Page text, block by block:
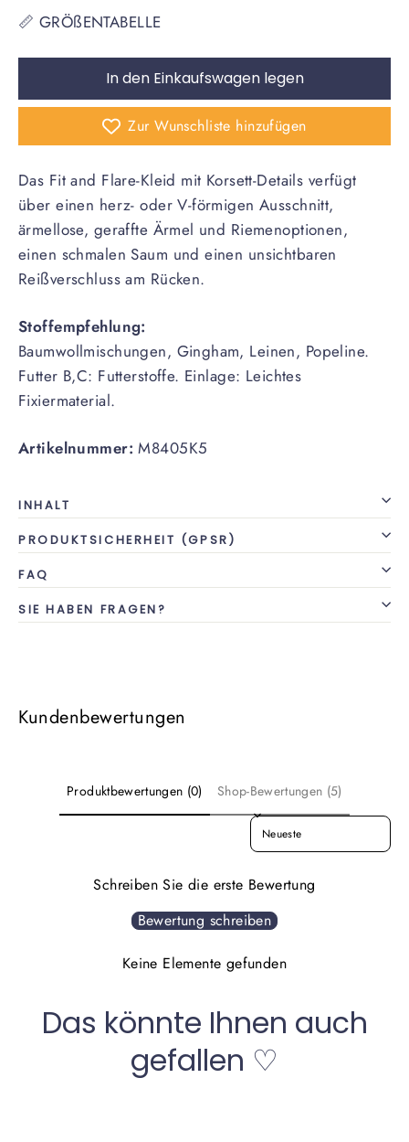
📏 GRÖßENTABELLE
In den Einkaufswagen legen
Zur Wunschliste hinzufügen
Das Fit and Flare-Kleid mit Korsett-Details verfügt
über einen herz- oder V-förmigen Ausschnitt,
ärmellose, geraffte Ärmel und Riemenoptionen,
einen schmalen Saum und einen unsichtbaren
Reißverschluss am Rücken.
Stoffempfehlung:
Baumwollmischungen, Gingham, Leinen, Popeline.
Futter B,C: Futterstoffe. Einlage: Leichtes
Fixiermaterial.
Artikelnummer: M8405K5
INHALT
PRODUKTSICHERHEIT (GPSR)
FAQ
SIE HABEN FRAGEN?
Kundenbewertungen
Produktbewertungen (0) Shop-Bewertungen (5)
SORT REVIEWS BY
Schreiben Sie die erste Bewertung
Bewertung schreiben
Keine Elemente gefunden
Das könnte Ihnen auch
gefallen ♡